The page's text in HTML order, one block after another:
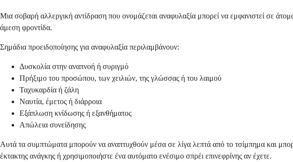
Μια σοβαρή αλλεργική αντίδραση που ονομάζεται αναφυλαξία μπορεί να εμφανιστεί σε
άμεση φροντίδα.
Σημάδια προειδοποίησης για αναφυλαξία περιλαμβάνουν:
Δυσκολία στην αναπνοή ή συριγμό
Πρήξιμο του προσώπου, των χειλιών, της γλώσσας ή του λαιμού
Ταχυκαρδία ή ζάλη
Ναυτία, έμετος ή διάρροια
Εξάπλωση κνίδωσης ή εξανθήματος
Απώλεια συνείδησης
Αυτά τα συμπτώματα μπορούν να αναπτυχθούν μέσα σε λίγα λεπτά από το τσίμπημα και
έκτακτης ανάγκης ή χρησιμοποιήστε ένα αυτόματο ενέσιμο σπρέι επινεφρίνης αν έχετε.